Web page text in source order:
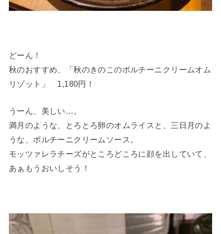
どーん！
秋のおすすめ、「秋のきのこのポルチーニクリームオム
リゾット」 1,180円！
うーん、美しい…。
満月のような、とろとろ卵のオムライスと、三日月のよ
うな、ポルチーニクリームソース。
モッツァレラチーズがところどころに顔を出していて、
あぁもうおいしそう！